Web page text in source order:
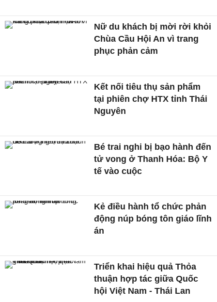
Nữ du khách bị mời rời khỏi
Chùa Cầu Hội An vì trang
phục phản cảm
Kết nối tiêu thụ sản phẩm
tại phiên chợ HTX tỉnh Thái
Nguyên
Bé trai nghi bị bạo hành đến
tử vong ở Thanh Hóa: Bộ Y
tế vào cuộc
Kẻ điều hành tổ chức phản
động núp bóng tôn giáo lĩnh
án
Triển khai hiệu quả Thỏa
thuận hợp tác giữa Quốc
hội Việt Nam - Thái Lan